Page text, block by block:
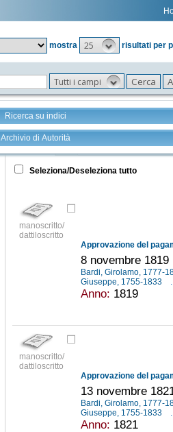
mostra
25 risultati per
Tutti i campi
Ricerca su indici
Archivio di Autorità
Tutto +
Seleziona/Deseleziona tutto
manoscritto/
dattiloscritto
8 novembre 1819
Bardi, Girolamo, 1777-
Giuseppe, 1755-1833
Anno: 1819
manoscritto/
dattiloscritto
13 novembre
Bardi, Girolamo, 1777-
Giuseppe, 1755-1833
Anno: 1821